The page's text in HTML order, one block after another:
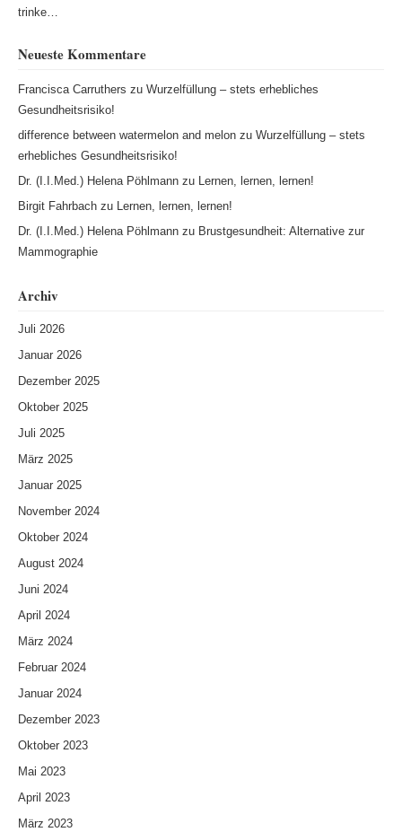
trinke…
Neueste Kommentare
Francisca Carruthers zu Wurzelfüllung – stets erhebliches
Gesundheitsrisiko!
difference between watermelon and melonzu Wurzelfüllung – stets
erhebliches Gesundheitsrisiko!
Dr. (I.I.Med.) Helena Pöhlmannzu Lernen, lernen, lernen!
Birgit Fahrbachzu Lernen, lernen, lernen!
Dr. (I.I.Med.) Helena Pöhlmannzu Brustgesundheit: Alternative zur
Mammographie
Archiv
Juli 2026
Januar 2026
Dezember 2025
Oktober 2025
Juli 2025
März 2025
Januar 2025
November 2024
Oktober 2024
August 2024
Juni 2024
April 2024
März 2024
Februar 2024
Januar 2024
Dezember 2023
Oktober 2023
Mai 2023
April 2023
März 2023